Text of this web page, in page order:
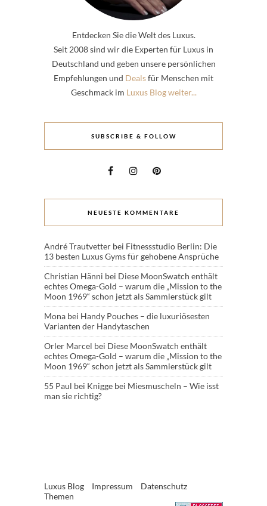
Entdecken Sie die Welt des Luxus.
Seit 2008 sind wir die Experten für Luxus in
Deutschland und geben unsere persönlichen
Empfehlungen und Dealsfür Menschen mit
Geschmack im Luxus Blog weiter...
SUBSCRIBE & FOLLOW
NEUESTE KOMMENTARE
André Trautvetter bei Fitnessstudio Berlin: Die
13 besten Luxus Gyms für gehobene Ansprüche
Christian Hänni bei Diese MoonSwatch enthält
echtes Omega-Gold – warum die „Mission to the
Moon 1969“ schon jetzt als Sammlerstück gilt
Mona bei Handy Pouches – die luxuriösesten
Varianten der Handytaschen
Orler Marcel bei Diese MoonSwatch enthält
echtes Omega-Gold – warum die „Mission to the
Moon 1969“ schon jetzt als Sammlerstück gilt
55 Paul bei Knigge bei Miesmuscheln – Wie isst
man sie richtig?
Luxus Blog Impressum
Datenschutz
Themen